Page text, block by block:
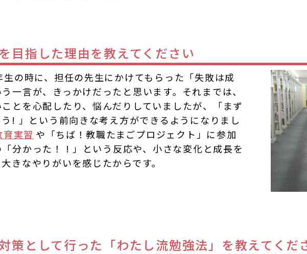
目指した理由を教えてください
の時に、担任の先生にかけてもらった「失敗は成
一言が、きっかけだったと思います。それまでは、
とを心配したり、悩んだりしていましたが、「まず
! 」という前向きな考え方ができるようになりまし
育実習 や「ちば！教職たまごプロジェクト」に参加
分かった！ ! 」という反応や、小さな変化と成長を
きなやりがいを感じたからです。
策として行った「わたし流勉強法」を教えてくだ